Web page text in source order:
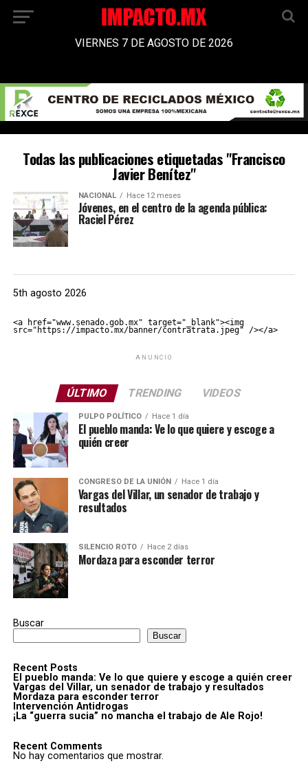
VIERNES 7 DE AGOSTO DE 2026
Todas las publicaciones etiquetadas "Francisco
Javier Benítez"
NACIONAL Hace 12 meses
Jóvenes, en el centro de la agenda pública:
Raciel Pérez
5th agosto 2026
<a href="www.senado.gob.mx" target="_blank"><img
src="https://impacto.mx/banner/contratrata.jpeg" /></a>
ANUNCIO
ÚLTIMO TRENDING VIDEOS
PULPO POLÍTICO Hace 1 día
El pueblo manda: Ve lo que quiere y escoge a
quién creer
CONGRESO DE LA UNIÓN Hace 1 día
Vargas del Villar, un senador de trabajo y
resultados
SILENCIO ROTO Hace 2 días
Mordaza para esconder terror
Buscar
Buscar
Recent Posts
El pueblo manda: Ve lo que quiere y escoge a quién creer
Vargas del Villar, un senador de trabajo y resultados
Mordaza para esconder terror
Intervención Antidrogas
¡La “guerra sucia” no mancha el trabajo de Ale Rojo!
Recent Comments
No hay comentarios que mostrar.